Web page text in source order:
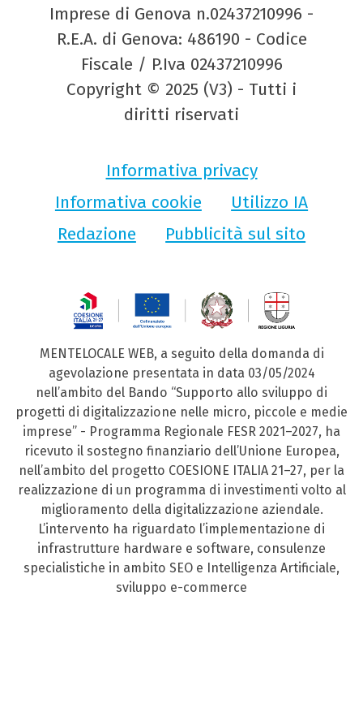
Imprese di Genova n.02437210996 -
R.E.A. di Genova: 486190 - Codice
Fiscale / P.Iva 02437210996
Copyright © 2025 (V3) - Tutti i
diritti riservati
Informativa privacy
Informativa cookie
Utilizzo IA
Redazione
Pubblicità sul sito
MENTELOCALE WEB, a seguito della domanda di
agevolazione presentata in data 03/05/2024
nell’ambito del Bando “Supporto allo sviluppo di
progetti di digitalizzazione nelle micro, piccole e medie
imprese” - Programma Regionale FESR 2021–2027, ha
ricevuto il sostegno finanziario dell’Unione Europea,
nell’ambito del progetto COESIONE ITALIA 21–27, per la
realizzazione di un programma di investimenti volto al
miglioramento della digitalizzazione aziendale.
L’intervento ha riguardato l’implementazione di
infrastrutture hardware e software, consulenze
specialistiche in ambito SEO e Intelligenza Artificiale,
sviluppo e-commerce